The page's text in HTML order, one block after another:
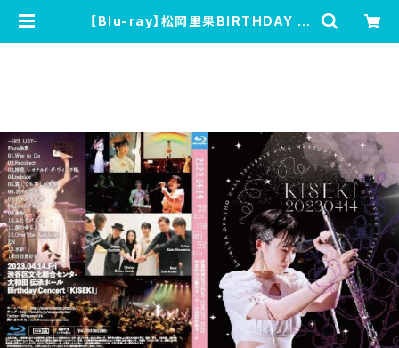
【Blu-ray】松岡里果BIRTHDAY C